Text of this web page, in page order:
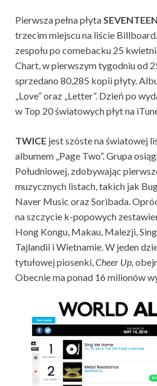
Pierwsza pełna płytaSEVENTEEN
trzecim miejscu na liście
zespołu po comebacku 25
Chart, w pierwszym tygodniu od
sprzedano 80,285 kopii płyty.
„Love” oraz „Letter”. Dzień po
w Top 20 światowych płyt na
TWICE jest szóste na światowej
albumem „Page Two”. Grupa
Południowej, zdobywając
muzycznych listach, takich jak
Naver Music oraz Soribada.
na szczycie k-popowych
Hong Kongu, Makau, Malezji,
Tajlandii i Wietnamie. W jeden
tytułowej piosenki,Cheer Up,
Obecnie ma ponad 16 milionów